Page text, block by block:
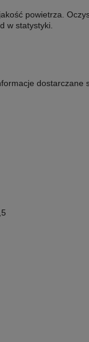
powietrza.
w statystyki.
dostarczane